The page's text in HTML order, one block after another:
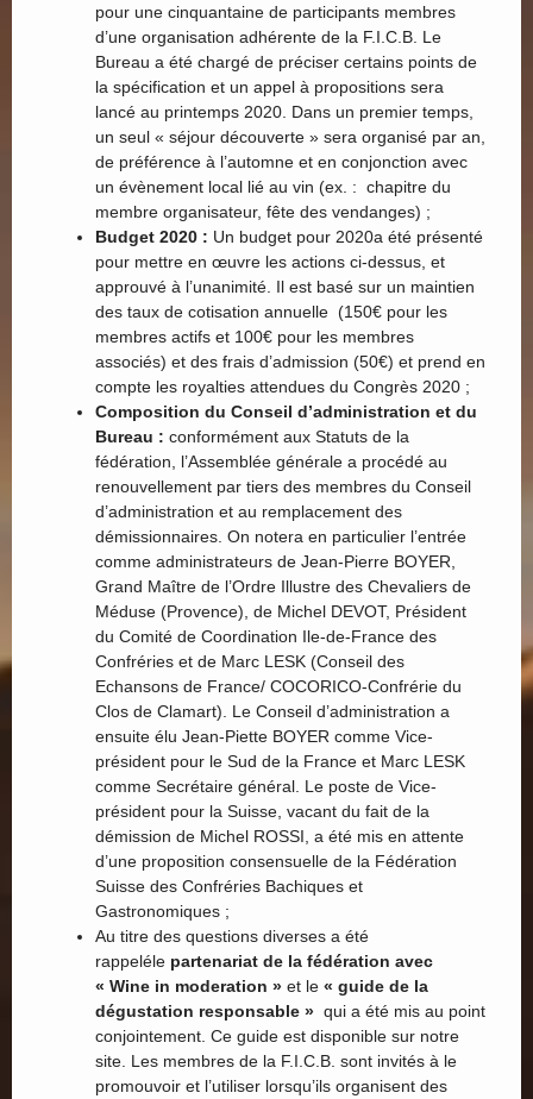
pour une cinquantaine de participants membres
d’une organisation adhérente de la F.I.C.B. Le
Bureau a été chargé de préciser certains points de
la spécification et un appel à propositions sera
lancé au printemps 2020. Dans un premier temps,
un seul « séjour découverte » sera organisé par an,
de préférence à l’automne et en conjonction avec
un évènement local lié au vin (ex. : chapitre du
membre organisateur, fête des vendanges) ;
Budget 2020 : Un budget pour 2020a été présenté
pour mettre en œuvre les actions ci-dessus, et
approuvé à l’unanimité. Il est basé sur un maintien
des taux de cotisation annuelle (150€ pour les
membres actifs et 100€ pour les membres
associés) et des frais d’admission (50€) et prend en
compte les royalties attendues du Congrès 2020 ;
Composition du Conseil d’administration et du
Bureau : conformément aux Statuts de la
fédération, l’Assemblée générale a procédé au
renouvellement par tiers des membres du Conseil
d’administration et au remplacement des
démissionnaires. On notera en particulier l’entrée
comme administrateurs de Jean-Pierre BOYER,
Grand Maître de l’Ordre Illustre des Chevaliers de
Méduse (Provence), de Michel DEVOT, Président
du Comité de Coordination Ile-de-France des
Confréries et de Marc LESK (Conseil des
Echansons de France/ COCORICO-Confrérie du
Clos de Clamart). Le Conseil d’administration a
ensuite élu Jean-Piette BOYER comme Vice-
président pour le Sud de la France et Marc LESK
comme Secrétaire général. Le poste de Vice-
président pour la Suisse, vacant du fait de la
démission de Michel ROSSI, a été mis en attente
d’une proposition consensuelle de la Fédération
Suisse des Confréries Bachiques et
Gastronomiques ;
Au titre des questions diverses a été
rappeléle partenariat de la fédération avec
« Wine in moderation » et le « guide de la
dégustation responsable » qui a été mis au point
conjointement. Ce guide est disponible sur notre
site. Les membres de la F.I.C.B. sont invités à le
promouvoir et l’utiliser lorsqu’ils organisent des